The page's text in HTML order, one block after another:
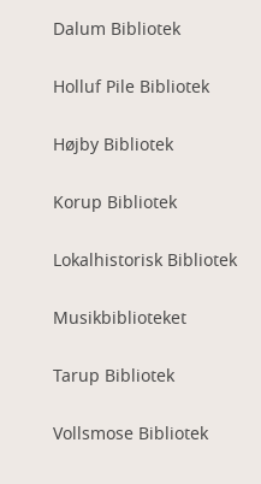
Dalum Bibliotek
Holluf Pile Bibliotek
Højby Bibliotek
Korup Bibliotek
Lokalhistorisk Bibliotek
Musikbiblioteket
Tarup Bibliotek
Vollsmose Bibliotek